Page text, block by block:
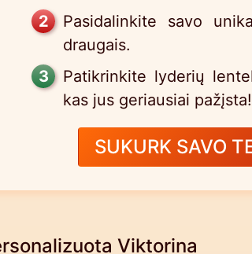
Pasidalinkite savo
draugais.
Patikrinkite lyderių
kas jus geriausiai pažįsta!
SUKURK SAVO
Viktorina